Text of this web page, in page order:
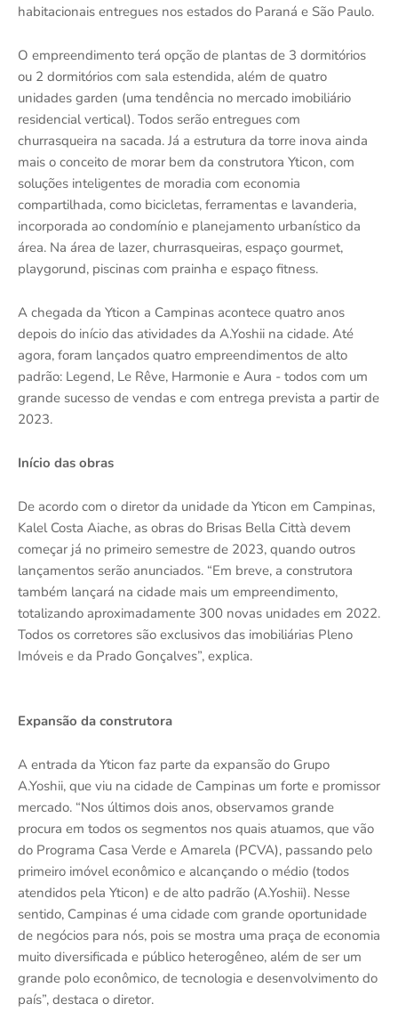
habitacionais entregues nos estados do Paraná e São Paulo.
O empreendimento terá opção de plantas de 3 dormitórios
ou 2 dormitórios com sala estendida, além de quatro
unidades garden (uma tendência no mercado imobiliário
residencial vertical). Todos serão entregues com
churrasqueira na sacada. Já a estrutura da torre inova ainda
mais o conceito de morar bem da construtora Yticon, com
soluções inteligentes de moradia com economia
compartilhada, como bicicletas, ferramentas e lavanderia,
incorporada ao condomínio e planejamento urbanístico da
área. Na área de lazer, churrasqueiras, espaço gourmet,
playgorund, piscinas com prainha e espaço fitness.
A chegada da Yticon a Campinas acontece quatro anos
depois do início das atividades da A.Yoshii na cidade. Até
agora, foram lançados quatro empreendimentos de alto
padrão: Legend, Le Rêve, Harmonie e Aura - todos com um
grande sucesso de vendas e com entrega prevista a partir de
2023.
Início das obras
De acordo com o diretor da unidade da Yticon em Campinas,
Kalel Costa Aiache, as obras do Brisas Bella Città devem
começar já no primeiro semestre de 2023, quando outros
lançamentos serão anunciados. “Em breve, a construtora
também lançará na cidade mais um empreendimento,
totalizando aproximadamente 300 novas unidades em 2022.
Todos os corretores são exclusivos das imobiliárias Pleno
Imóveis e da Prado Gonçalves”, explica.
Expansão da construtora
A entrada da Yticon faz parte da expansão do Grupo
A.Yoshii, que viu na cidade de Campinas um forte e promissor
mercado. “Nos últimos dois anos, observamos grande
procura em todos os segmentos nos quais atuamos, que vão
do Programa Casa Verde e Amarela (PCVA), passando pelo
primeiro imóvel econômico e alcançando o médio (todos
atendidos pela Yticon) e de alto padrão (A.Yoshii). Nesse
sentido, Campinas é uma cidade com grande oportunidade
de negócios para nós, pois se mostra uma praça de economia
muito diversificada e público heterogêneo, além de ser um
grande polo econômico, de tecnologia e desenvolvimento do
país”, destaca o diretor.